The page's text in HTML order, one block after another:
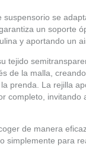
se
un soporte
y aportando un
tejido
de la malla,
prenda. La rejilla
completo, invitando
de manera
simplemente para